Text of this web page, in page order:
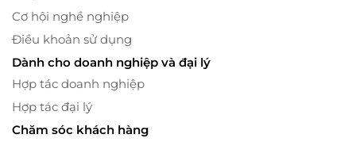
Cơ hội nghề nghiệp
Điều khoản sử dụng
Dành cho doanh nghiệp và đại lý
Hợp tác doanh nghiệp
Hợp tác đại lý
Chăm sóc khách hàng